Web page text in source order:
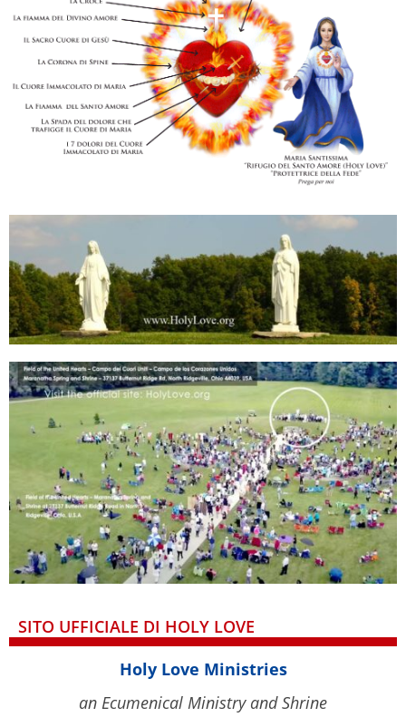
SITO UFFICIALE DI HOLY LOVE
Holy Love Ministries
an Ecumenical Ministry and Shrine